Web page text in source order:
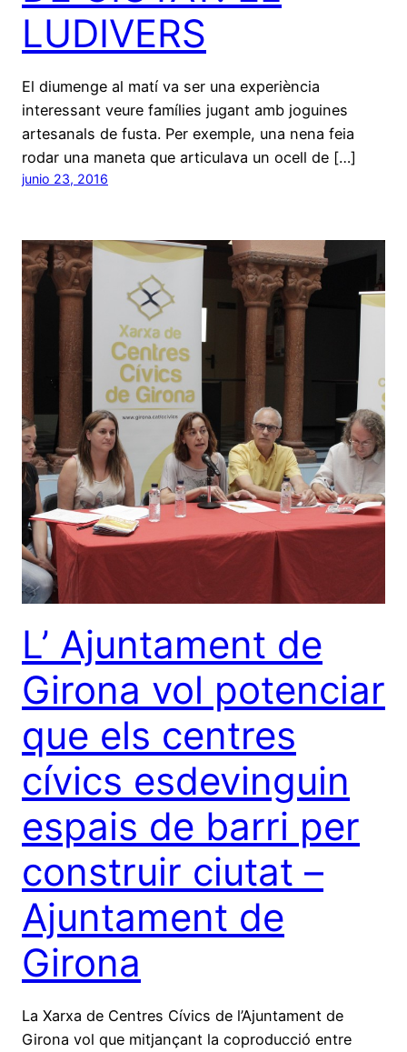
LUDIVERS
El diumenge al matí va ser una experiència
interessant veure famílies jugant amb joguines
artesanals de fusta. Per exemple, una nena feia
rodar una maneta que articulava un ocell de […]
junio 23, 2016
L’ Ajuntament de
Girona vol potenciar
que els centres
cívics esdevinguin
espais de barri per
construir ciutat –
Ajuntament de
Girona
La Xarxa de Centres Cívics de l’Ajuntament de
Girona vol que mitjançant la coproducció entre